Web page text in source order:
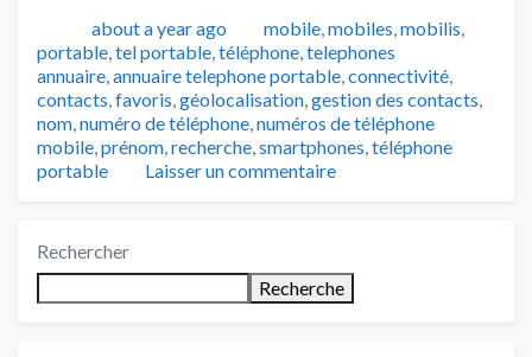
Publié
about a year ago Catégories
mobile,mobiles,mobilis,
portable,tel portable,téléphone,telephones
annuaire,annuaire telephone portable,connectivité,
contacts,favoris,géolocalisation,gestion des contacts,
nom,numéro de téléphone,numéros de téléphone
mobile,prénom,recherche,smartphones,téléphone
portable
Laisser un commentaire
Rechercher
Recherche